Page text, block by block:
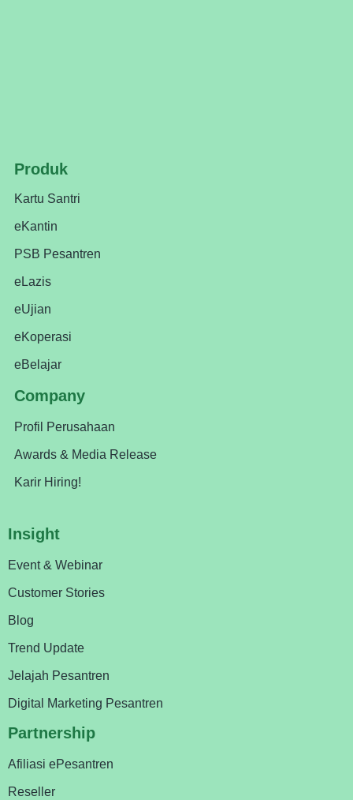
Produk
Kartu Santri
eKantin
PSB Pesantren
eLazis
eUjian
eKoperasi
eBelajar
Company
Profil Perusahaan
Awards & Media Release
Karir Hiring!
Insight
Event & Webinar
Customer Stories
Blog
Trend Update
Jelajah Pesantren
Digital Marketing Pesantren
Partnership
Afiliasi ePesantren
Reseller